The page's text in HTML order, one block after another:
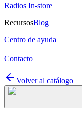
Radios In-store
RecursosBlog
Centro de ayuda
Contacto
Volver al catálogo